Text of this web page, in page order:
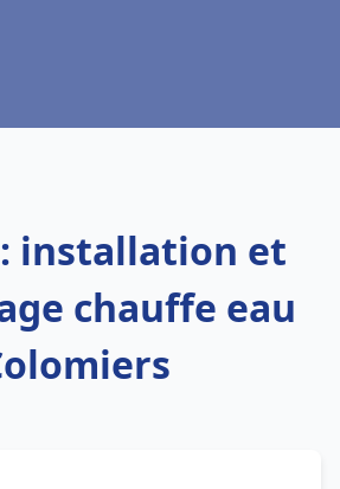
installation et
chauffe eau